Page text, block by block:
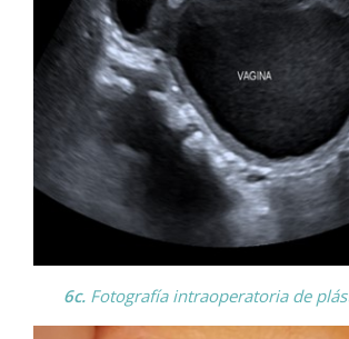
6c.Fotografía intraoperatoria de